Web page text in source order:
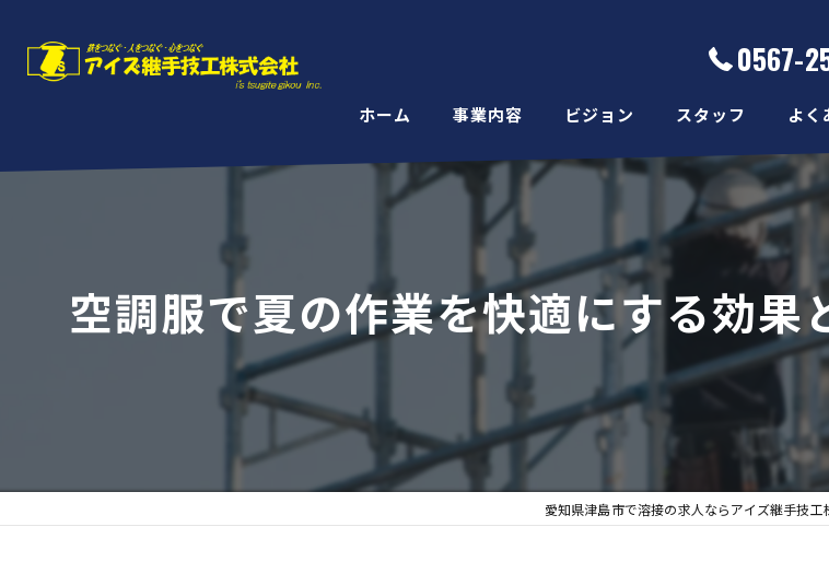
0567-
ホーム 事業内容 ビジョン スタッフ よく
空調服で夏の作業を快適にする効
愛知県津島市で溶接の求人ならアイズ継手技工